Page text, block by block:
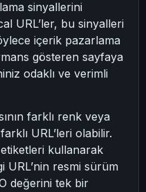
sinyallerini
URL’ler, bu sinyalleri
içerik pazarlama
gösteren sayfaya
odaklı ve verimli
farklı renk veya
URL’leri olabilir.
kullanarak
URL’nin resmi sürüm
değerini tek bir